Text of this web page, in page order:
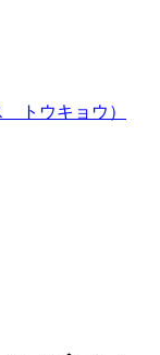
ウキョウ）